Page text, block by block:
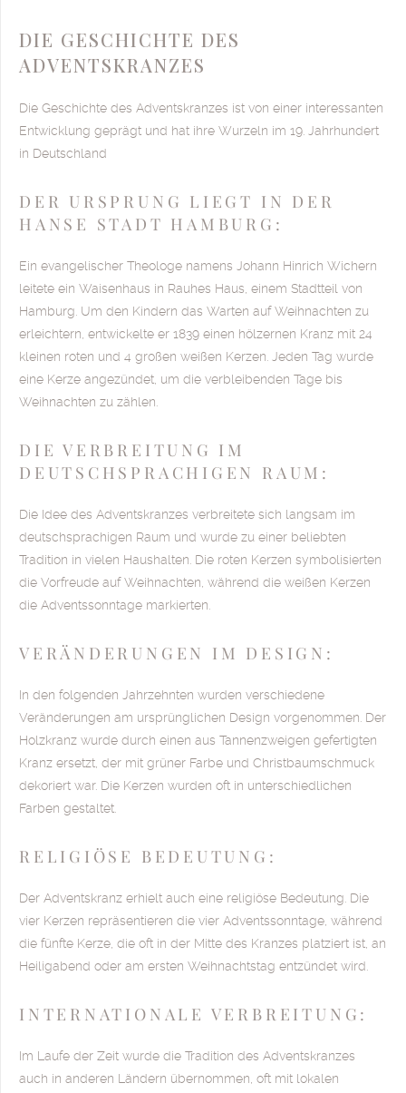
DIE GESCHICHTE DES
ADVENTSKRANZES
Die Geschichte des Adventskranzes ist von einer interessanten
Entwicklung geprägt und hat ihre Wurzeln im 19. Jahrhundert
in Deutschland
DER URSPRUNG LIEGT IN DER
HANSE STADT HAMBURG:
Ein evangelischer Theologe namens Johann Hinrich Wichern
leitete ein Waisenhaus in Rauhes Haus, einem Stadtteil von
Hamburg. Um den Kindern das Warten auf Weihnachten zu
erleichtern, entwickelte er 1839 einen hölzernen Kranz mit 24
kleinen roten und 4 großen weißen Kerzen. Jeden Tag wurde
eine Kerze angezündet, um die verbleibenden Tage bis
Weihnachten zu zählen.
DIE VERBREITUNG IM
DEUTSCHSPRACHIGEN RAUM:
Die Idee des Adventskranzes verbreitete sich langsam im
deutschsprachigen Raum und wurde zu einer beliebten
Tradition in vielen Haushalten. Die roten Kerzen symbolisierten
die Vorfreude auf Weihnachten, während die weißen Kerzen
die Adventssonntage markierten.
VERÄNDERUNGEN IM DESIGN:
In den folgenden Jahrzehnten wurden verschiedene
Veränderungen am ursprünglichen Design vorgenommen. Der
Holzkranz wurde durch einen aus Tannenzweigen gefertigten
Kranz ersetzt, der mit grüner Farbe und Christbaumschmuck
dekoriert war. Die Kerzen wurden oft in unterschiedlichen
Farben gestaltet.
RELIGIÖSE BEDEUTUNG:
Der Adventskranz erhielt auch eine religiöse Bedeutung. Die
vier Kerzen repräsentieren die vier Adventssonntage, während
die fünfte Kerze, die oft in der Mitte des Kranzes platziert ist, an
Heiligabend oder am ersten Weihnachtstag entzündet wird.
INTERNATIONALE VERBREITUNG:
Im Laufe der Zeit wurde die Tradition des Adventskranzes
auch in anderen Ländern übernommen, oft mit lokalen